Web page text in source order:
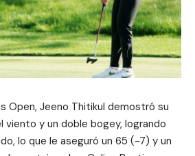
Open, Jeeno Thitikul demostró su
y un doble bogey, logrando
lo que le aseguró un 65 (-7) y un